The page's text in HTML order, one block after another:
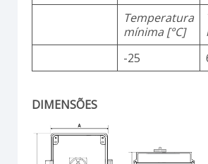
Temperatura
mínima [°C]
-25
DIMENSÕES